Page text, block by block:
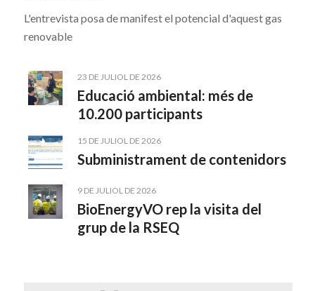
L'entrevista posa de manifest el potencial d'aquest gas
23 DE JULIOL DE 2026
Educació ambiental: més de
15 DE JULIOL DE 2026
9 DE JULIOL DE 2026
BioEnergyVO rep la visita del